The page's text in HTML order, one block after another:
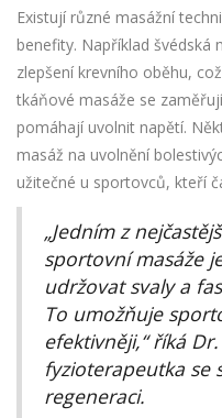
Existují různé masážní
benefity. Například švédská
zlepšení krevního oběhu,
tkáňové masáže se
pomáhají uvolnit napětí.
masáž na uvolnění
užitečné u sportovců, kteří
„Jedním z
sportovní masáže
udržovat svaly a
To umožňuje
efektivněji,“ říká
fyzioterapeutka se
regeneraci.